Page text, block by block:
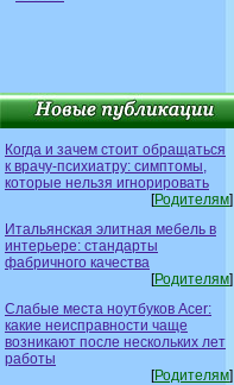
Когда и зачем стоит обращаться
к врачу-психиатру: симптомы,
которые нельзя игнорировать
[Родителям]
Итальянская элитная мебель в
интерьере: стандарты
фабричного качества
[Родителям]
Слабые места ноутбуков Acer:
какие неисправности чаще
возникают после нескольких лет
работы
[Родителям]